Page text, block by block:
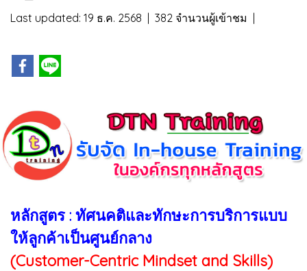
Last updated: 19 ธ.ค. 2568 382 จำนวนผู้เข้าชม
หลักสูตร : ทัศนคติและทักษะการบริการแบบ
ให้ลูกค้าเป็นศูนย์กลาง
(Customer-Centric Mindset and Skills)